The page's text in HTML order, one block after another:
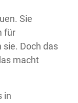
Sie
für
Doch das
macht
in